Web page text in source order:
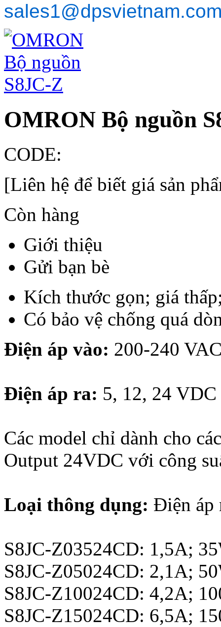
OMRON Bộ nguồn
CODE:
[Liên hệ để biết giá sản
Còn hàng
Giới thiệu
Gửi bạn bè
Kích thước gọn; giá
Có bảo vệ chống quá
Ðiện áp vào: 200-240
Ðiện áp ra: 5, 12, 24 VDC
Các model chỉ dành cho
Output 24VDC với công
Loại thông dụng: Ðiện áp
S8JC-Z03524CD: 1,5A;
S8JC-Z05024CD: 2,1A;
S8JC-Z10024CD: 4,2A;
S8JC-Z15024CD: 6,5A;